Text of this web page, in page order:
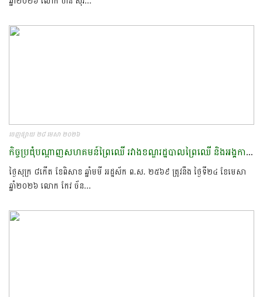
ចេញផ្សាយ ២៨ មេសា ២០២៦
កិច្ចប្រជុំបណ្តាញសហគមន៍ព្រៃឈើ​ រវាង​ខណ្ឌ​រដ្ឋបាលព្រៃឈេី​ និង​អង្គការជាដៃគូ​
ថ្ងៃសុក្រ ៨កើត ខែពិសាខ ឆ្នាំមមី អដ្ឋស័ក ព.ស. ២៥៦៩ ត្រូវនឹង ថ្ងៃទី២៤ ខែមេសា
ឆ្នាំ២០២៦​ លោក​ កែវ​ ច័ន...